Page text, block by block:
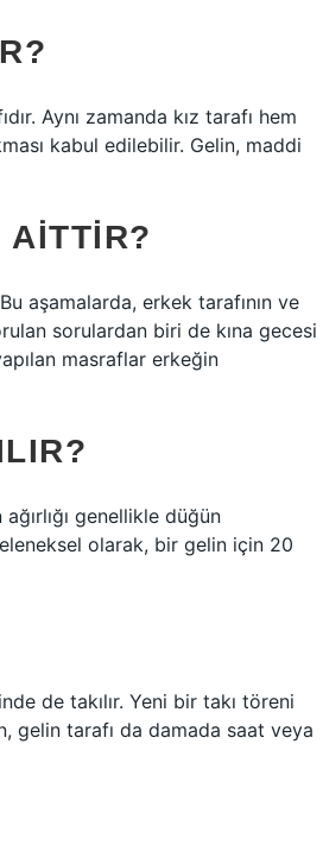
Aynı zamanda kız tarafı hem
kabul edilebilir. Gelin, maddi
AITTIR?
aşamalarda, erkek tarafının ve
sorulardan biri de kına gecesi
masraflar erkeğin
genellikle düğün
olarak, bir gelin için 20
de takılır. Yeni bir takı töreni
gelin tarafı da damada saat veya